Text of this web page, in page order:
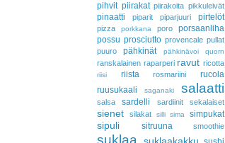
pihvit piirakat piirakoita pikkuleivät
pinaatti piparit piparjuuri pirtelöt
pizza porkkana poro
porsaanliha
possu prosciutto provencale pullat
puuro
pähkinät pähkinävoi quorn
ranskalainen raparperi ravut ricotta
riisi riista rosmariini
rucola
ruusukaali
saganaki salaatti
salsa sardelli sardiinit sekalaiset
sienet silakat silli sima simpukat
sipuli sitruuna smoothie
suklaa